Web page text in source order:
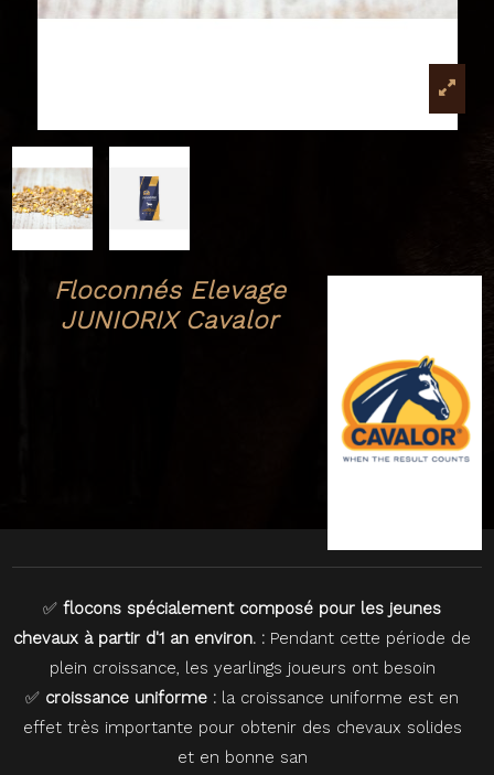
Floconnés Elevage
JUNIORIX Cavalor
✅ flocons spécialement composé pour les jeunes
chevaux à partir d'1 an environ. : Pendant cette période de
plein croissance, les yearlings joueurs ont besoin
✅ croissance uniforme : la croissance uniforme est en
effet très importante pour obtenir des chevaux solides
et en bonne san